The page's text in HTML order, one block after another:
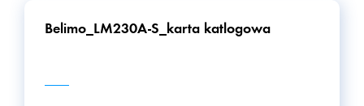
Belimo_LM230A-S_karta katlogowa